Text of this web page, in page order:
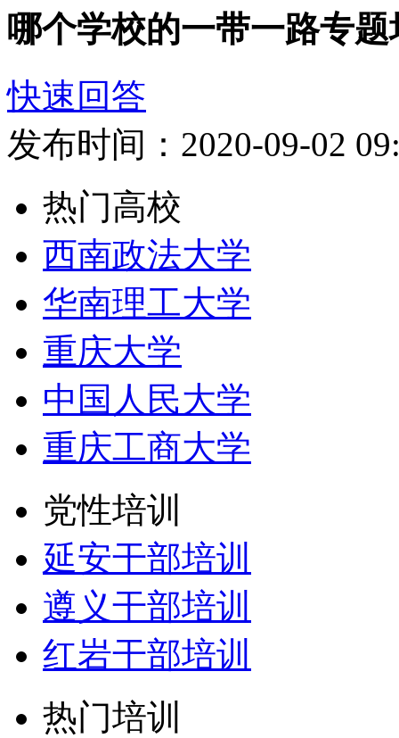
哪个学校的一带一路专
快速回答
发布时间：2020-09-02
热门高校
西南政法大学
华南理工大学
重庆大学
中国人民大学
重庆工商大学
党性培训
延安干部培训
遵义干部培训
红岩干部培训
热门培训